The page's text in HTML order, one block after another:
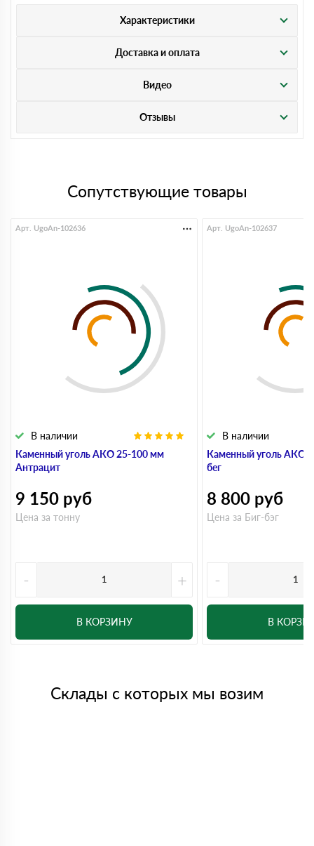
Характеристики
Доставка и оплата
Видео
Отзывы
Сопутствующие товары
Каменный уголь АКО 25-100 мм
Антрацит
В наличии
Арт. UgoAn-102636
9 150 руб
Цена за тонну
- +
В КОРЗИНУ
Каменный уголь АКО
бег
В наличии
Арт. UgoAn-102637
8 800 руб
Цена за Биг-бэг
-
В
Склады с которых мы возим